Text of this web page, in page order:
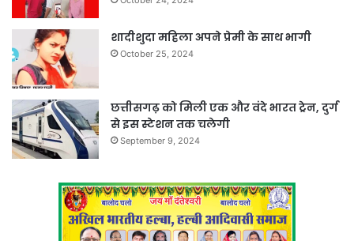
शादीशुदा महिला अपने प्रेमी के साथ भागी
October 25, 2024
छत्तीसगढ़ को मिली एक और वंदे भारत ट्रेन, दुर्ग
से इस स्टेशन तक चलेगी
September 9, 2024